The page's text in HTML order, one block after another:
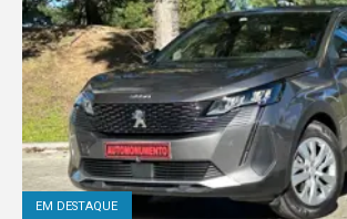
EM DESTAQUE